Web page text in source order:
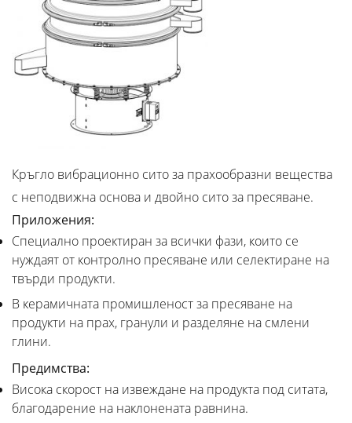
Кръгло вибрационнo ситo за прахообразни вещества
с неподвижна основа и двойнo сито за пресяване.
Приложения:
Специално проектиран за всички фази, които се
нуждаят от контролно пресяване или селектиране на
твърди продукти.
В керамичната промишленост за пресяване на
продукти на прах, гранули и разделяне на смлени
глини.
Предимства:
Висока скорост на извеждане на продукта под ситата,
благодарение на наклонената равнина.